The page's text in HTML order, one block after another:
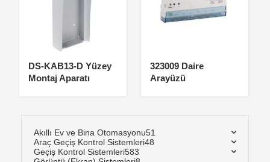
DS-KAB13-D Yüzey
Montaj Aparatı
323009 Daire
Arayüzü
Akıllı Ev ve Bina Otomasyonu51
Araç Geçiş Kontrol Sistemleri48
Geçiş Kontrol Sistemleri583